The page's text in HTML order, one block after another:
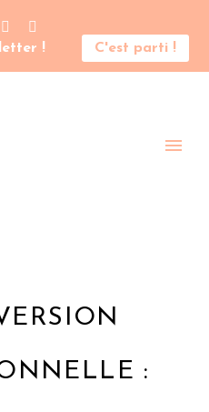
! C'est parti !
: